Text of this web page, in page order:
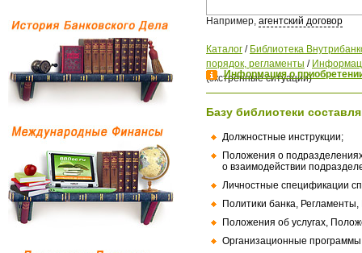
Например, агентский договор
Каталог / Библиотека
порядок, регламенты /
(экстренные ситуации)
Информация о
Базу библиотеки
Должностные инструкции;
Положения о
о взаимодействии
Личностные спецификации
Политики банка,
Положения об услугах,
Организационные